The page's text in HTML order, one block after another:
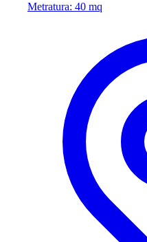
Metratura: 40 mq